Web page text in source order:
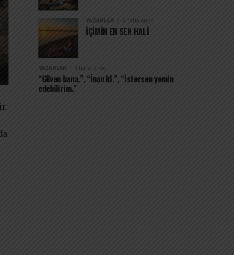
YAZARLAR 3 hafta önce
İÇİMİN EN SEN HALİ
YAZARLAR 3 hafta önce
“Güven bana.”, “İnan ki.”, “İstersen yemin
edebilirim.”